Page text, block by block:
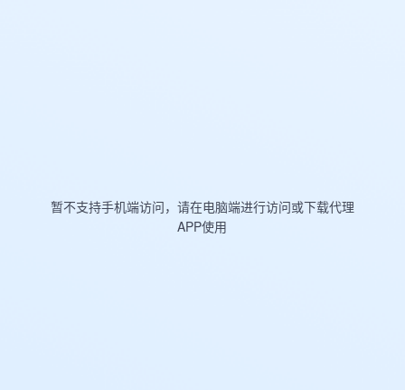
暂不支持手机端访问，请在电脑端进行访问或下载代理
APP使用